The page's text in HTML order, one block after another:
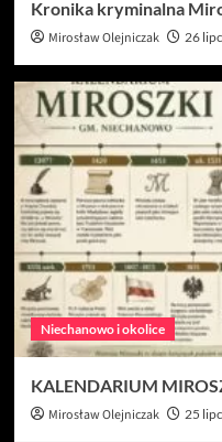
Kronika kryminalna
Mirosław Olejniczak 26
Niechanowo i okolice
KALENDARIUM
Mirosław Olejniczak 25